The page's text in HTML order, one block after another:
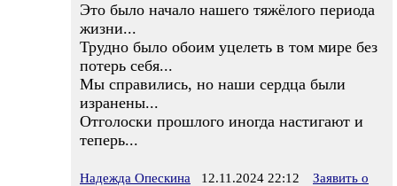
Это было начало нашего тяжёлого периода
жизни...
Трудно было обоим уцелеть в том мире без
потерь себя...
Мы справились, но наши сердца были
изранены...
Отголоски прошлого иногда настигают и
теперь...
Надежда Опескина 12.11.2024 22:12
Заявить о